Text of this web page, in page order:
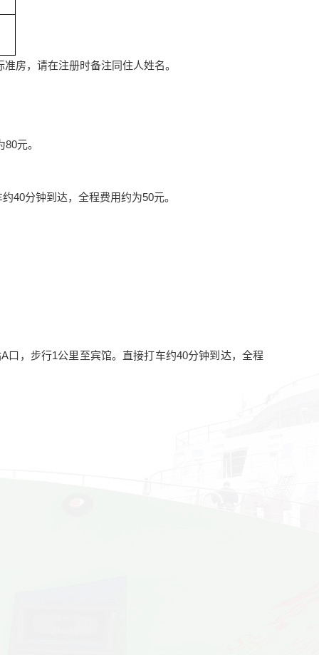
房，请在注册时备注同住人姓名。
元。
40分钟到达，全程费用约为50元。
口，步行1公里至宾馆。直接打车约40分钟到达，全程